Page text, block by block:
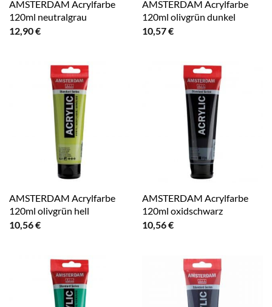
AMSTERDAM Acrylfarbe
120ml neutralgrau
12,90€
AMSTERDAM Acrylfarbe
120ml olivgrün dunkel
10,57€
AMSTERDAM Acrylfarbe
120ml olivgrün hell
10,56€
AMSTERDAM Acrylfarbe
120ml oxidschwarz
10,56€